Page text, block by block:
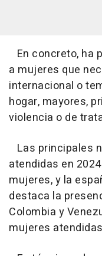
En concreto, ha
a mujeres que
internacional o
hogar, mayores,
violencia o de
Las principales
atendidas en
mujeres, y la
destaca la
Colombia y
mujeres